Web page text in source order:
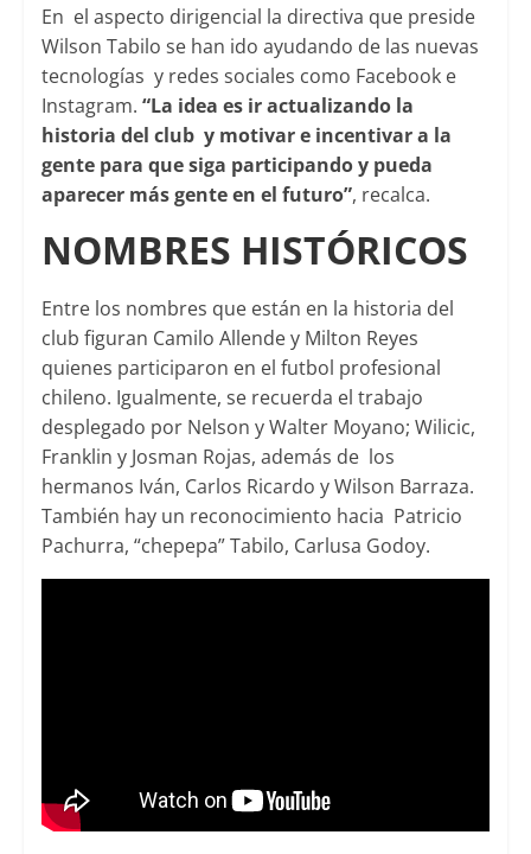
En el aspecto dirigencial la directiva que preside
Wilson Tabilo se han ido ayudando de las nuevas
tecnologías y redes sociales como Facebook e
Instagram. “La idea es ir actualizando la
historia del club y motivar e incentivar a la
gente para que siga participando y pueda
aparecer más gente en el futuro”, recalca.
NOMBRES HISTÓRICOS
Entre los nombres que están en la historia del
club figuran Camilo Allende y Milton Reyes
quienes participaron en el futbol profesional
chileno. Igualmente, se recuerda el trabajo
desplegado por Nelson y Walter Moyano; Wilicic,
Franklin y Josman Rojas, además de los
hermanos Iván, Carlos Ricardo y Wilson Barraza.
También hay un reconocimiento hacia Patricio
Pachurra, “chepepa” Tabilo, Carlusa Godoy.